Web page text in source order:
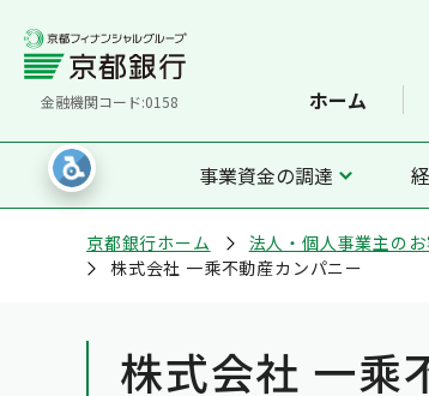
金融機関コード:0158 ホーム
事業資金の調達
京都銀行ホーム 法人・個人事業主のお
株式会社 一乘不動産カンパニー
株式会社 一乘